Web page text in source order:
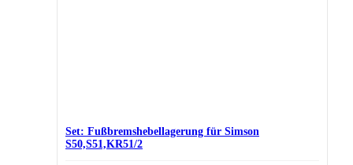
Set: Fußbremshebellagerung für Simson
S50,S51,KR51/2